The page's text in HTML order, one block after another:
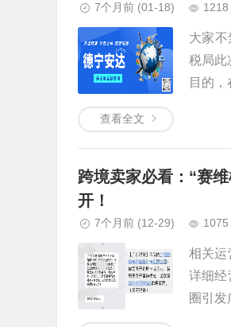
7个月前 (01-18) 1218
大家不
税局此
目的
查看全文
跨境卖家必看：“赛
开！
7个月前 (12-29) 1075
相关运
详细经
圈引发